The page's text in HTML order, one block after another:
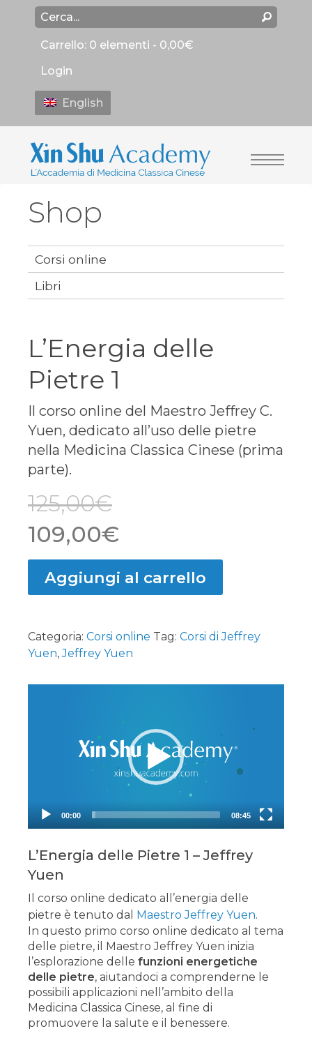
Carrello: 0 elementi - 0,00€
Login
English
Shop
Corsi online
Libri
L’Energia delle
Pietre 1
Il corso online del Maestro Jeffrey C.
Yuen, dedicato all’uso delle pietre
nella Medicina Classica Cinese (prima
parte).
125,00€
Il
prezzo
originale
era:
125,00€.
109,00€Il
prezzo
attuale
è:
109,00€.
Aggiungi al carrello
Categoria: Corsi online Tag: Corsi di Jeffrey
Yuen,Jeffrey Yuen
00:00 08:45
L’Energia delle Pietre 1 – Jeffrey
Yuen
Il corso online dedicato all’energia delle
pietre è tenuto dal
Maestro Jeffrey Yuen.
In questo primo corso online dedicato al tema
delle pietre, il Maestro Jeffrey Yuen inizia
l’esplorazione delle funzioni energetiche
delle pietre, aiutandoci a comprenderne le
possibili applicazioni nell’ambito della
Medicina Classica Cinese, al fine di
promuovere la salute e il benessere.